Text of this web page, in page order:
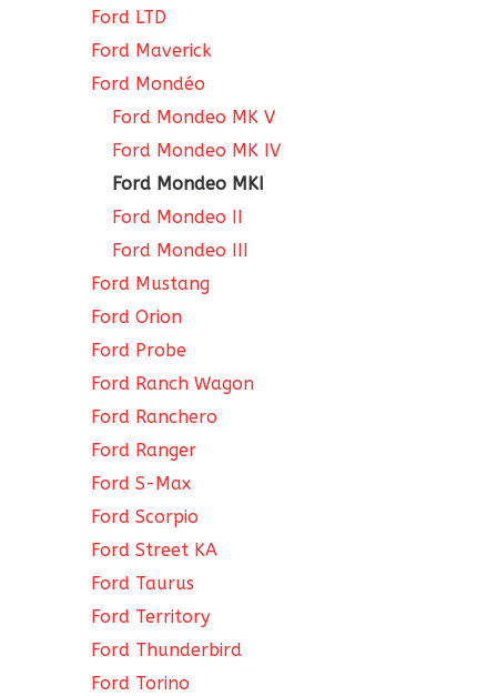
Ford LTD
Ford Maverick
Ford Mondéo
Ford Mondeo MK V
Ford Mondeo MK IV
Ford Mondeo MKI
Ford Mondeo II
Ford Mondeo III
Ford Mustang
Ford Orion
Ford Probe
Ford Ranch Wagon
Ford Ranchero
Ford Ranger
Ford S-Max
Ford Scorpio
Ford Street KA
Ford Taurus
Ford Territory
Ford Thunderbird
Ford Torino